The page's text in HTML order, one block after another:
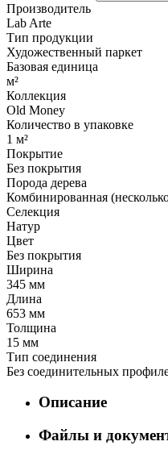
Производитель
Lab Arte
Тип продукции
Художественный паркет
Базовая единица
м²
Коллекция
Old Money
Количество в упаковке
1 м²
Покрытие
Без покрытия
Порода дерева
Комбинированная
Селекция
Натур
Цвет
Без покрытия
Ширина
345 мм
Длина
653 мм
Толщина
15 мм
Тип соединения
Без соединительных
Описание
Файлы и